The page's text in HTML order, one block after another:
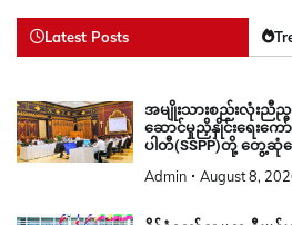
Latest Posts
အမျိုးသားစည်းလုံးညီညွတ်
ဆောင်မှုညှိနှိုင်းရေးကေ
ပါတီ(SSPP)တို့ တွေ့ဆုံဆွ
Admin August 8,